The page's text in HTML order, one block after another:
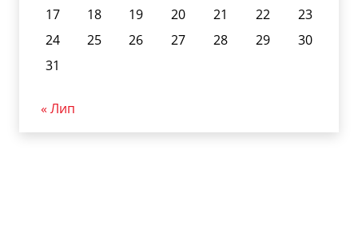
17
18 19 20 21 22
23
24
25 26 27 28 29
30
31
« Лип